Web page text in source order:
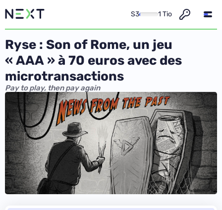
S3 1 Tio
Ryse : Son of Rome, un jeu
« AAA » à 70 euros avec des
microtransactions
Pay to play, then pay again